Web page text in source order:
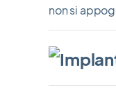
non si